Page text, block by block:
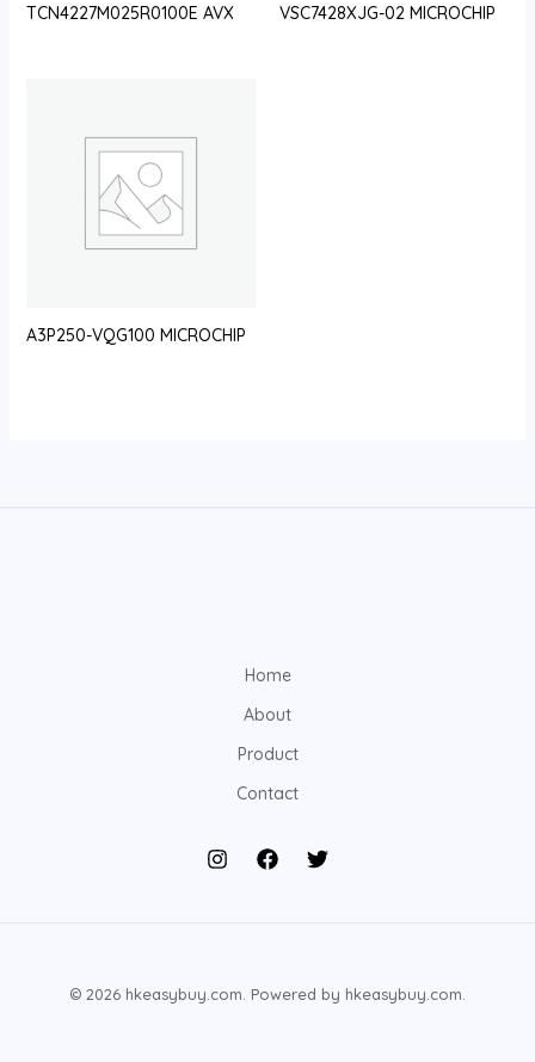
TCN4227M025R0100E AVX VSC7428XJG-02 MICROCHIP
A3P250-VQG100 MICROCHIP
Home
About
Product
Contact
© 2026 hkeasybuy.com. Powered by hkeasybuy.com.